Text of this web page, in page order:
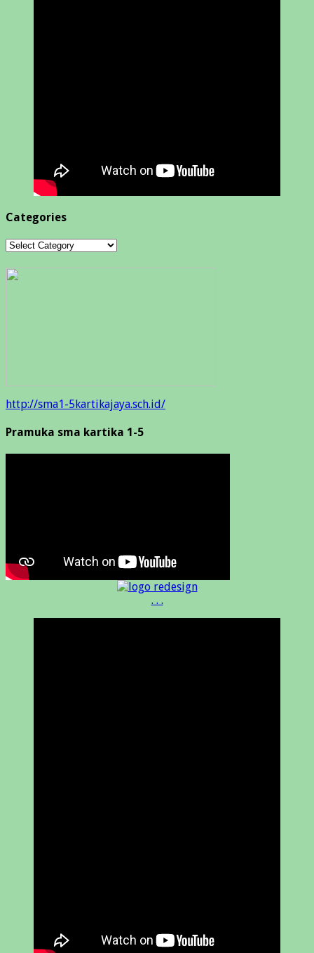
Categories
Categories
http://sma1-5kartikajaya.sch.id/
Pramuka sma kartika 1-5
. . .